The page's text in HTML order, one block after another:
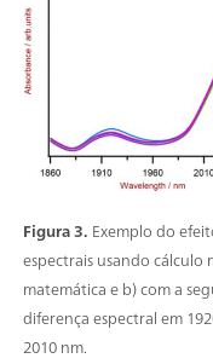
Figura 3. Exemplo do
espectrais usando cálculo
matemática e b) com a
diferença espectral em
2010 nm.